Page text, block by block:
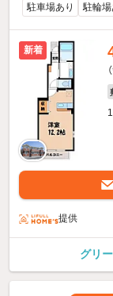
駐車場あり 駐輪場
新着
提供
グリ